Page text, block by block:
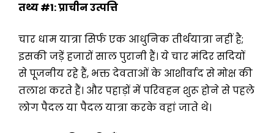
तथ्य#1:प्राचीन उत्पत्ति
चार धाम यात्रा सिर्फ एक आधुनिक तीर्थयात्रा नहीं है;
इसकी जड़ें हजारों साल पुरानी हैं। ये चार मंदिर सदियों
से पूजनीय रहे हैं, भक्त देवताओं के आशीर्वाद से मोक्ष की
तलाश करते हैं। और पहाड़ों में परिवहन शुरू होने से पहले
लोग पैदल या पैदल यात्रा करके वहां जाते थे।